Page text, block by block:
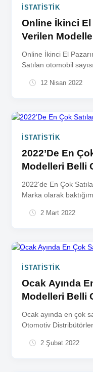
İSTATISTIK
Online İkinci El
Verilen
Online İkinci El
Satılan otomobil
12 Nisan 2022
İSTATISTIK
2022’De En
Modelleri Belli
2022'de En Çok
Marka olarak
2 Mart 2022
İSTATISTIK
Ocak Ayında
Modelleri Belli
Ocak ayında en çok
Otomotiv
2 Şubat 2022